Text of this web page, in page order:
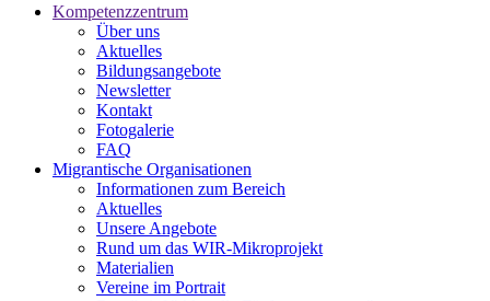
Kompetenzzentrum
Über uns
Aktuelles
Bildungsangebote
Newsletter
Kontakt
Fotogalerie
FAQ
Migrantische Organisationen
Informationen zum Bereich
Aktuelles
Unsere Angebote
Rund um das WIR-Mikroprojekt
Materialien
Vereine im Portrait